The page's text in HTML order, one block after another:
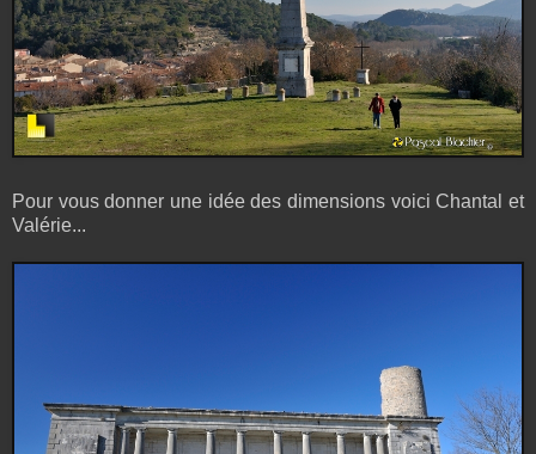
Pour vous donner une idée des dimensions voici Chantal et
Valérie...